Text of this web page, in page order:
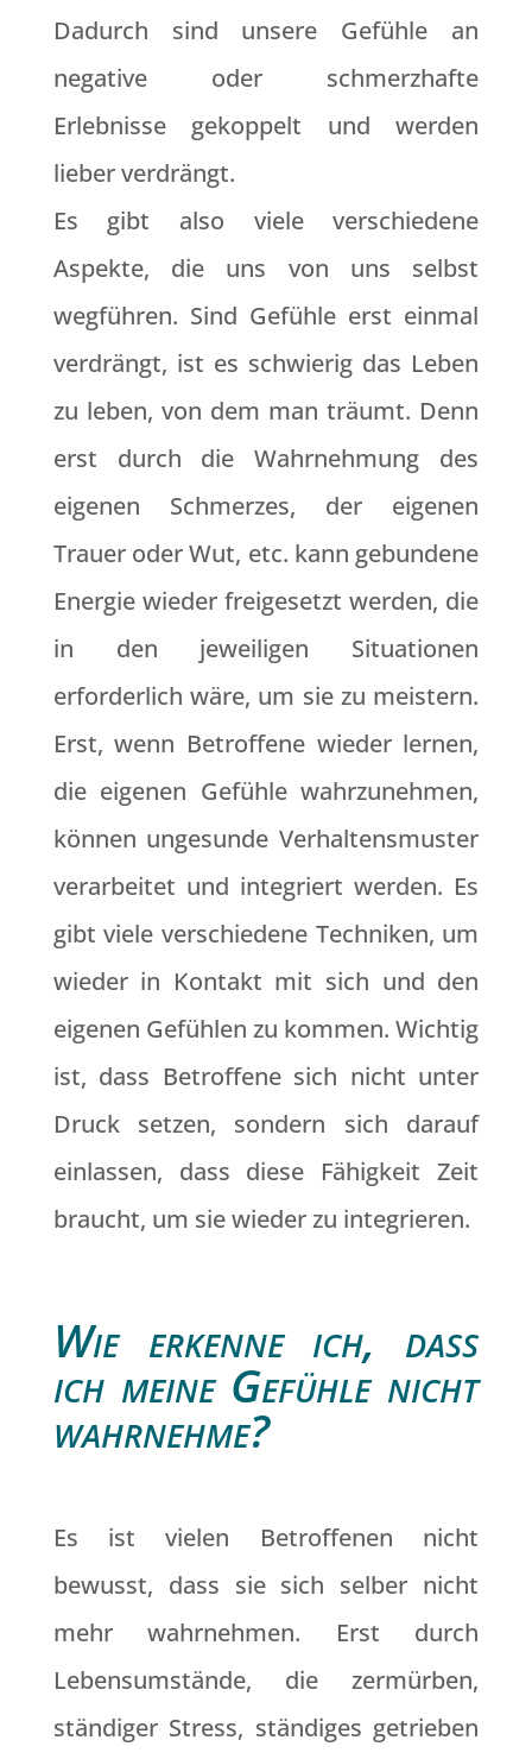
Dadurch sind unsere Gefühle an
negative oder schmerzhafte
Erlebnisse gekoppelt und werden
lieber verdrängt.
Es gibt also viele verschiedene
Aspekte, die uns von uns selbst
wegführen. Sind Gefühle erst einmal
verdrängt, ist es schwierig das Leben
zu leben, von dem man träumt. Denn
erst durch die Wahrnehmung des
eigenen Schmerzes, der eigenen
Trauer oder Wut, etc. kann gebundene
Energie wieder freigesetzt werden, die
in den jeweiligen Situationen
erforderlich wäre, um sie zu meistern.
Erst, wenn Betroffene wieder lernen,
die eigenen Gefühle wahrzunehmen,
können ungesunde Verhaltensmuster
verarbeitet und integriert werden. Es
gibt viele verschiedene Techniken, um
wieder in Kontakt mit sich und den
eigenen Gefühlen zu kommen. Wichtig
ist, dass Betroffene sich nicht unter
Druck setzen, sondern sich darauf
einlassen, dass diese Fähigkeit Zeit
braucht, um sie wieder zu integrieren.
Wie erkenne ich, dass
ich meine Gefühle nicht
wahrnehme?
Es ist vielen Betroffenen nicht
bewusst, dass sie sich selber nicht
mehr wahrnehmen. Erst durch
Lebensumstände, die zermürben,
ständiger Stress, ständiges getrieben